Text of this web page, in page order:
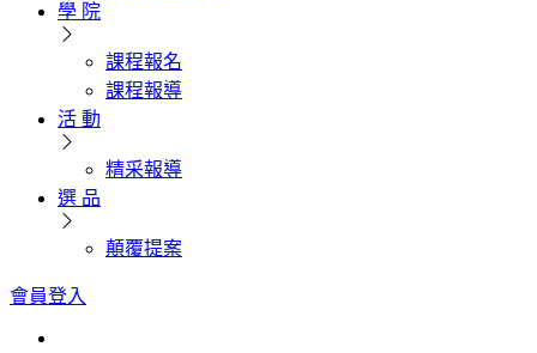
學 院
課程報名
課程報導
活 動
精采報導
選 品
顛覆提案
會員登入